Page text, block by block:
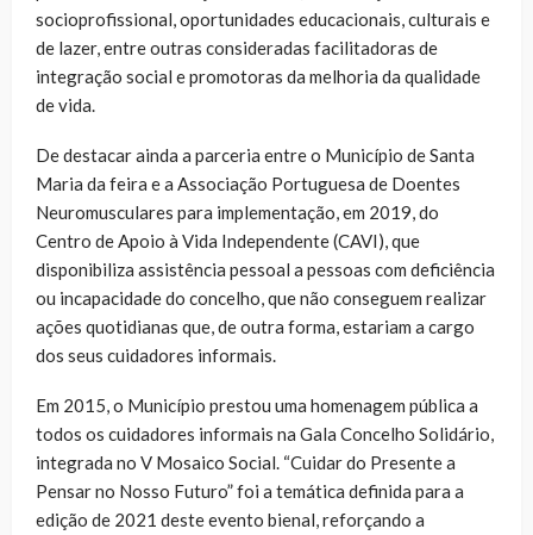
socioprofissional, oportunidades educacionais, culturais e
de lazer, entre outras consideradas facilitadoras de
integração social e promotoras da melhoria da qualidade
de vida.
De destacar ainda a parceria entre o Município de Santa
Maria da feira e a Associação Portuguesa de Doentes
Neuromusculares para implementação, em 2019, do
Centro de Apoio à Vida Independente (CAVI), que
disponibiliza assistência pessoal a pessoas com deficiência
ou incapacidade do concelho, que não conseguem realizar
ações quotidianas que, de outra forma, estariam a cargo
dos seus cuidadores informais.
Em 2015, o Município prestou uma homenagem pública a
todos os cuidadores informais na Gala Concelho Solidário,
integrada no V Mosaico Social. “Cuidar do Presente a
Pensar no Nosso Futuro” foi a temática definida para a
edição de 2021 deste evento bienal, reforçando a